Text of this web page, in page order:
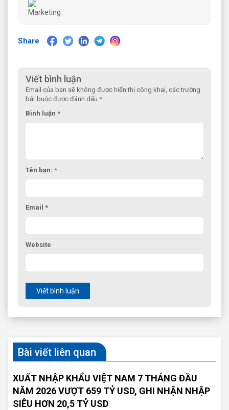
Share
Viết bình luận
Email của bạn sẽ không được hiển thị công khai, các trường
bắt buộc được đánh dấu *
Bình luận *
Tên bạn: *
Email *
Website
Viết bình luận
Bài viết liên quan
XUẤT NHẬP KHẨU VIỆT NAM 7 THÁNG ĐẦU
NĂM 2026 VƯỢT 659 TỶ USD, GHI NHẬN NHẬP
SIÊU HƠN 20,5 TỶ USD